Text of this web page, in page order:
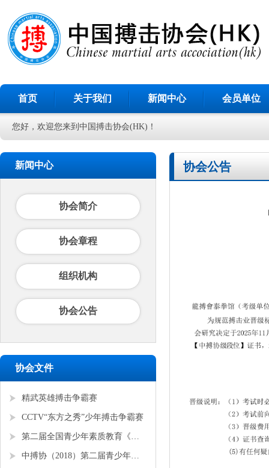
首页 关于我们 新闻中心 会员单位
您好，欢迎您来到中国搏击协会(HK)！
新闻中心
协会简介
协会章程
组织机构
协会公告
协会文件
精武英雄搏击争霸赛
CCTV“东方之秀”少年搏击争霸赛
第二届全国青少年素质教育《勇者争锋》搏击锦标赛
中搏协（2018）第二届青少年锦标赛
协会公告